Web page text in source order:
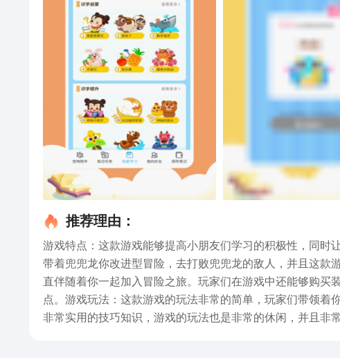
推荐理由：
游戏特点：这款游戏能够提高小朋友们学习的积极性，同时
带着兜兜龙你改进型冒险，去打败兜兜龙的敌人，并且这款
直伴随着你一起加入冒险之旅。玩家们在游戏中还能够购
点。游戏玩法：这款游戏的玩法非常的简单，玩家们带领着
非常实用的技巧知识，游戏的玩法也是非常的休闲，并且非